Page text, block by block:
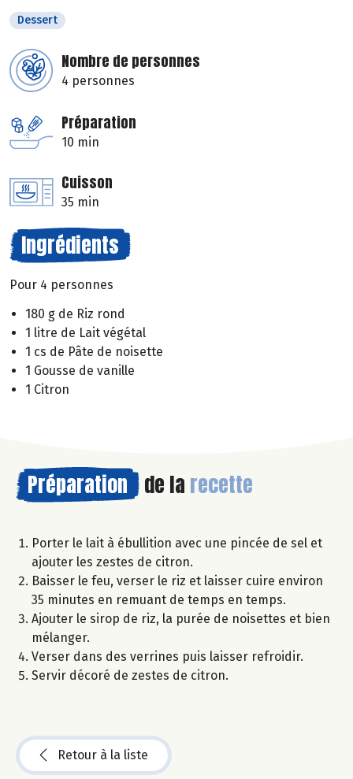
Dessert
Nombre de personnes
4 personnes
Préparation
10 min
Cuisson
35 min
Ingrédients
Pour 4 personnes
180 g de Riz rond
1 litre de Lait végétal
1 cs de Pâte de noisette
1 Gousse de vanille
1 Citron
Préparation de la recette
Porter le lait à ébullition avec une pincée de sel et
ajouter les zestes de citron.
Baisser le feu, verser le riz et laisser cuire environ
35 minutes en remuant de temps en temps.
Ajouter le sirop de riz, la purée de noisettes et bien
mélanger.
Verser dans des verrines puis laisser refroidir.
Servir décoré de zestes de citron.
Retour à la liste